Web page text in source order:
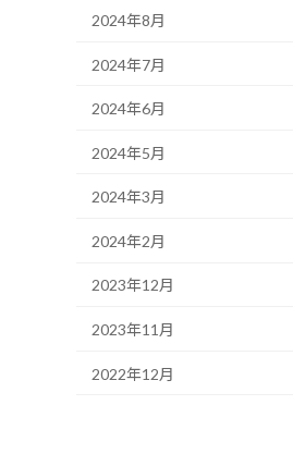
2024年8月
2024年7月
2024年6月
2024年5月
2024年3月
2024年2月
2023年12月
2023年11月
2022年12月